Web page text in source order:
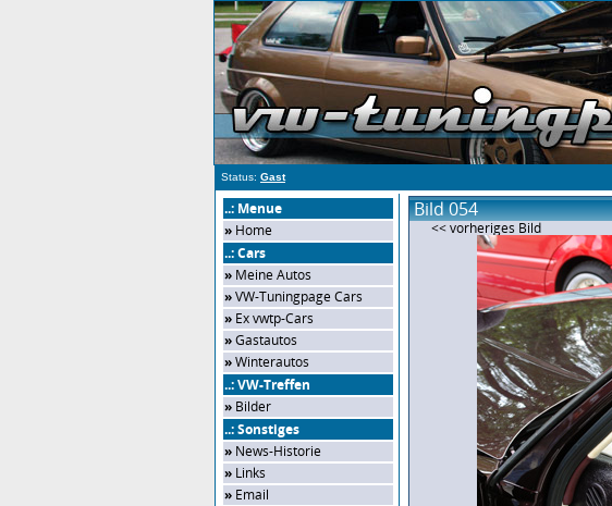
Status: Gast
..: Menue
» Home
..: Cars
» Meine Autos
»VW-Tuningpage Cars
» Ex vwtp-Cars
»Gastautos
»Winterautos
..: VW-Treffen
» Bilder
..: Sonstiges
» News-Historie
» Links
» Email
Bild 054
<< vorheriges Bild